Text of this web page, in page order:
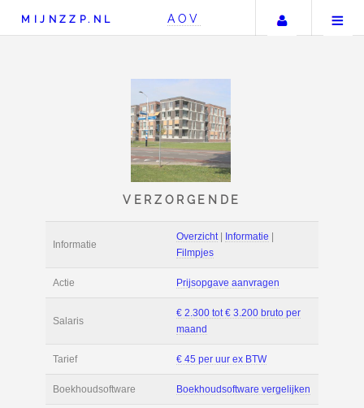
MIJNZZP.NL AOV Uw
VERZORGENDE
Actie Prijsopgave